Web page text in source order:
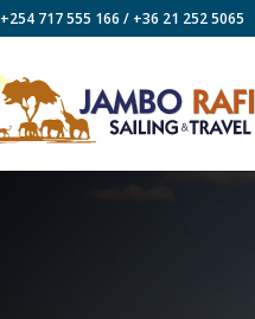
+254 717 555 166 / +36 21 252 5065